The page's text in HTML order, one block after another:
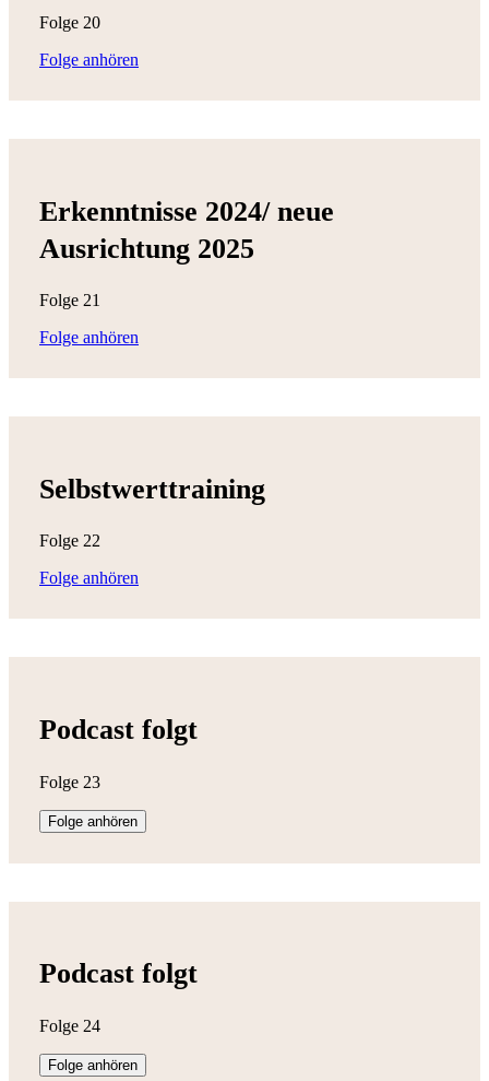
Folge 20
Folge anhören
Erkenntnisse 2024/ neue
Ausrichtung 2025
Folge 21
Folge anhören
Selbstwerttraining
Folge 22
Folge anhören
Podcast folgt
Folge 23
Folge anhören
Podcast folgt
Folge 24
Folge anhören